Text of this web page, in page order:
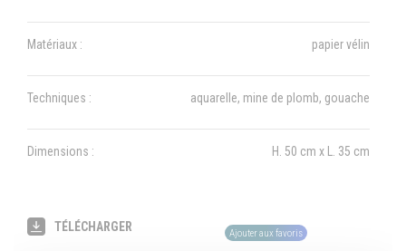
Matériaux : papier vélin
Techniques : aquarelle, mine de plomb, gouache
Dimensions : H. 50 cm x L. 35 cm
TÉLÉCHARGER Ajouter aux favoris